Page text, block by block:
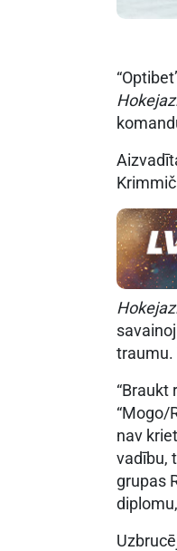
traumu.
“Braukt
“Mogo/
nav
vadību,
grupas